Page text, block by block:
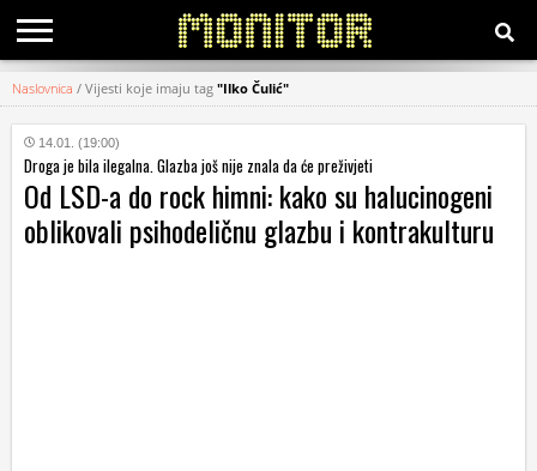
KATEGORIJE
HRVATSKI
WEB
Naslovnica / Vijesti koje imaju tag "Ilko Čulić"
14.01. (19:00)
Droga je bila ilegalna. Glazba još nije znala da će preživjeti
Od LSD-a do rock himni: kako su halucinogeni
oblikovali psihodeličnu glazbu i kontrakulturu